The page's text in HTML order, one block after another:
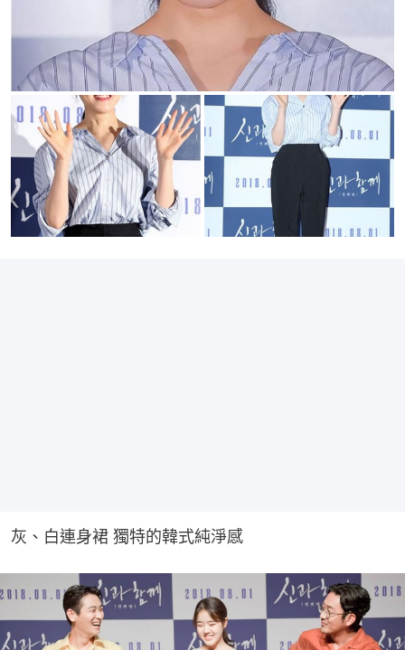
灰、白連身裙 獨特的韓式純淨感